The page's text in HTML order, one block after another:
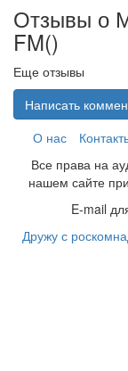
Отзывы о
FM()
Еще отзывы
Написать
О нас
Все права на
нашем сайте
E-mail
Дружу с